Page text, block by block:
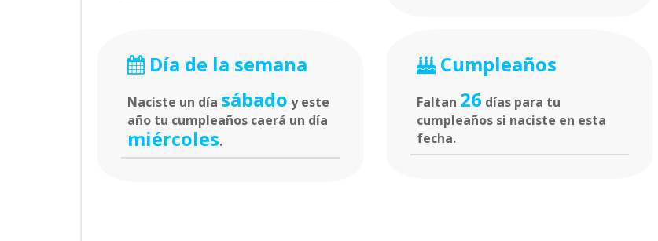
Día de la semana
Naciste un día sábado y este
año tu cumpleaños caerá un día
miércoles.
Cumpleaños
Faltan 26 días para tu
cumpleaños si naciste en esta
fecha.